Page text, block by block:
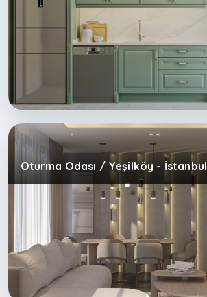
Oturma Odası / Yeşilköy - İstanbul